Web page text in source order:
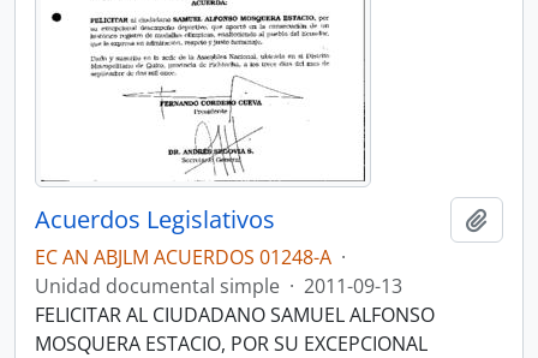
Acuerdos Legislativos
EC AN ABJLM ACUERDOS 01248-A ·
Unidad documental simple · 2011-09-13
FELICITAR AL CIUDADANO SAMUEL ALFONSO
MOSQUERA ESTACIO, POR SU EXCEPCIONAL